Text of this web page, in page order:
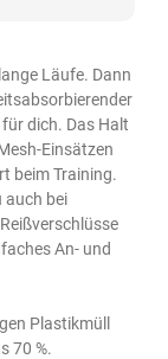
Läufe. Dann
für dich. Das Halt
Einsätzen
beim Training.
auch bei
An- und
Plastikmüll
70 %.